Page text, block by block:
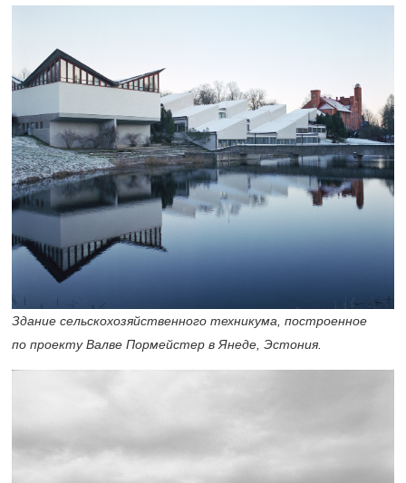
Здание сельскохозяйственного техникума, построенное
по проекту Валве Пормейстер в Янеде, Эстония.